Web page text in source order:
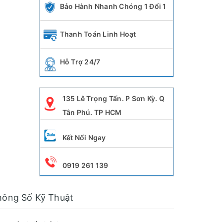
Bảo Hành Nhanh Chóng 1 Đổi 1
Thanh Toán Linh Hoạt
Hỗ Trợ 24/7
135 Lê Trọng Tấn. P Sơn Kỳ. Q
Tân Phú. TP HCM
Kết Nối Ngay
0919 261 139
Số Kỹ Thuật